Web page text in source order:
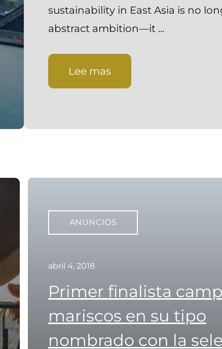
sustainability in East Asia is no
abstract ambition—it ...
Lee mas
ANUNCIOS
abril 4, 2018
Primer finalista
mariscos en su tipo
nombrado con la